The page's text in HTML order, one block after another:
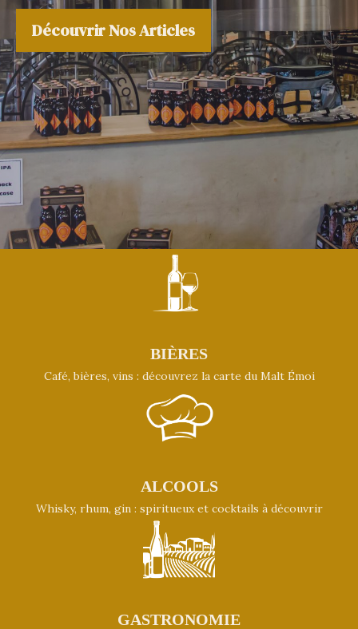
Découvrir Nos Articles
BIÈRES
Café, bières, vins : découvrez la carte du Malt Émoi
ALCOOLS
Whisky, rhum, gin : spiritueux et cocktails à découvrir
GASTRONOMIE